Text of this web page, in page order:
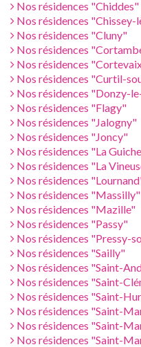
Nos résidences "Chiddes"
Nos résidences
Nos résidences "Cluny"
Nos résidences
Nos résidences
Nos résidences "Curtil-
Nos résidences "Donzy-
Nos résidences "Flagy"
Nos résidences "Jalogny"
Nos résidences "Joncy"
Nos résidences "La
Nos résidences "La
Nos résidences
Nos résidences "Massilly"
Nos résidences "Mazille"
Nos résidences "Passy"
Nos résidences "Pressy-
Nos résidences "Sailly"
Nos résidences "Saint-
Nos résidences "Saint-
Nos résidences "Saint-
Nos résidences "Saint-
Nos résidences "Saint-
Nos résidences "Saint-